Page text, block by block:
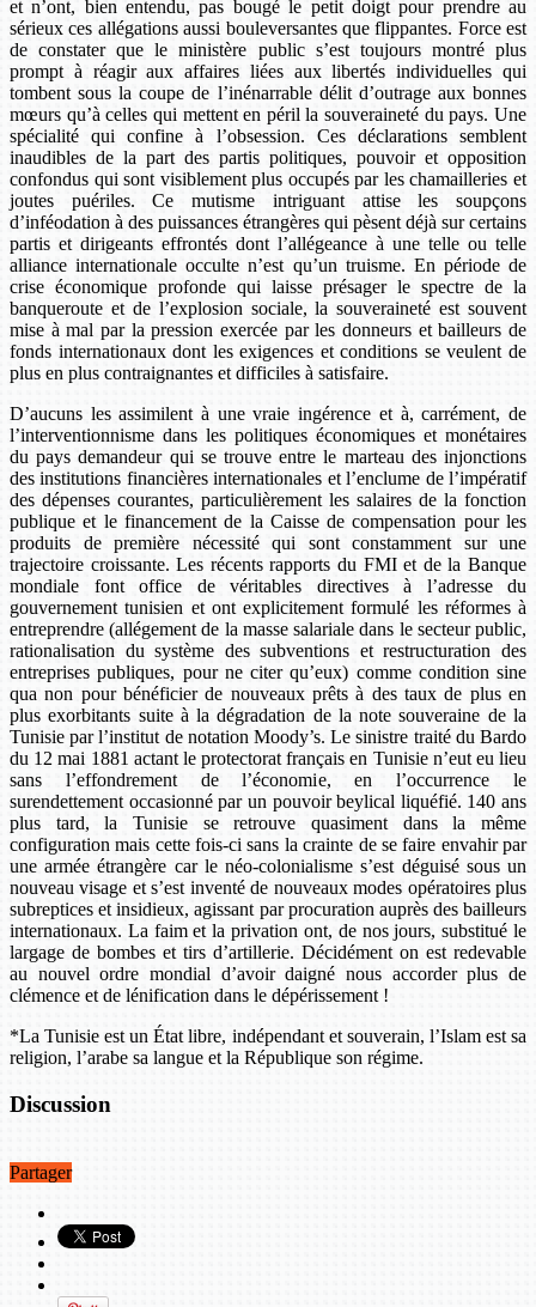
et n’ont, bien entendu, pas bougé le petit doigt pour prendre au
sérieux ces allégations aussi bouleversantes que flippantes. Force est
de constater que le ministère public s’est toujours montré plus
prompt à réagir aux affaires liées aux libertés individuelles qui
tombent sous la coupe de l’inénarrable délit d’outrage aux bonnes
mœurs qu’à celles qui mettent en péril la souveraineté du pays. Une
spécialité qui confine à l’obsession. Ces déclarations semblent
inaudibles de la part des partis politiques, pouvoir et opposition
confondus qui sont visiblement plus occupés par les chamailleries et
joutes puériles. Ce mutisme intriguant attise les soupçons
d’inféodation à des puissances étrangères qui pèsent déjà sur certains
partis et dirigeants effrontés dont l’allégeance à une telle ou telle
alliance internationale occulte n’est qu’un truisme. En période de
crise économique profonde qui laisse présager le spectre de la
banqueroute et de l’explosion sociale, la souveraineté est souvent
mise à mal par la pression exercée par les donneurs et bailleurs de
fonds internationaux dont les exigences et conditions se veulent de
plus en plus contraignantes et difficiles à satisfaire.
D’aucuns les assimilent à une vraie ingérence et à, carrément, de
l’interventionnisme dans les politiques économiques et monétaires
du pays demandeur qui se trouve entre le marteau des injonctions
des institutions financières internationales et l’enclume de l’impératif
des dépenses courantes, particulièrement les salaires de la fonction
publique et le financement de la Caisse de compensation pour les
produits de première nécessité qui sont constamment sur une
trajectoire croissante. Les récents rapports du FMI et de la Banque
mondiale font office de véritables directives à l’adresse du
gouvernement tunisien et ont explicitement formulé les réformes à
entreprendre (allégement de la masse salariale dans le secteur public,
rationalisation du système des subventions et restructuration des
entreprises publiques, pour ne citer qu’eux) comme condition sine
qua non pour bénéficier de nouveaux prêts à des taux de plus en
plus exorbitants suite à la dégradation de la note souveraine de la
Tunisie par l’institut de notation Moody’s. Le sinistre traité du Bardo
du 12 mai 1881 actant le protectorat français en Tunisie n’eut eu lieu
sans l’effondrement de l’économie, en l’occurrence le
surendettement occasionné par un pouvoir beylical liquéfié. 140 ans
plus tard, la Tunisie se retrouve quasiment dans la même
configuration mais cette fois-ci sans la crainte de se faire envahir par
une armée étrangère car le néo-colonialisme s’est déguisé sous un
nouveau visage et s’est inventé de nouveaux modes opératoires plus
subreptices et insidieux, agissant par procuration auprès des bailleurs
internationaux. La faim et la privation ont, de nos jours, substitué le
largage de bombes et tirs d’artillerie. Décidément on est redevable
au nouvel ordre mondial d’avoir daigné nous accorder plus de
clémence et de lénification dans le dépérissement !
*La Tunisie est un État libre, indépendant et souverain, l’Islam est sa
religion, l’arabe sa langue et la République son régime.
Discussion
Partager